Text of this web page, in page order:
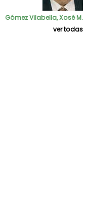
Gómez Vilabella, Xosé M.
ver todas